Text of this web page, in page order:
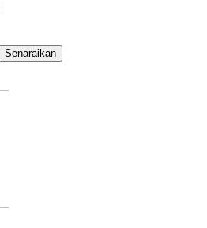
Senaraikan